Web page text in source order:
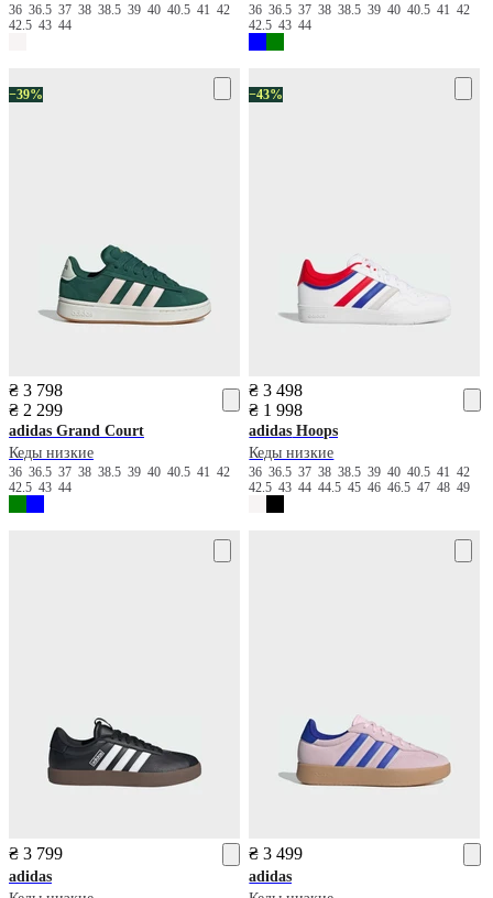
36 36.5 37 38 38.5 39 40 40.5 41 42
42.5 43 44
3636.5373838.5394040.54142
42.54344
−39%
₴ 3 798
₴ 2 299
adidas Grand Court
Кеды низкие
36 36.5 37 38 38.5 39 40 40.5 41 42
42.5 43 44
−43%
₴ 3 498
₴ 1 998
adidas Hoops
Кеды низкие
3636.5373838.5394040.54142
42.5434444.5454646.5474849
₴ 3 799
adidas
₴ 3 499
adidas